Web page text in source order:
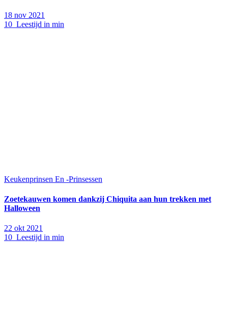
18 nov 2021
10 Leestijd in min
Keukenprinsen En -Prinsessen
Zoetekauwen komen dankzij Chiquita aan hun trekken met
Halloween
22 okt 2021
10 Leestijd in min